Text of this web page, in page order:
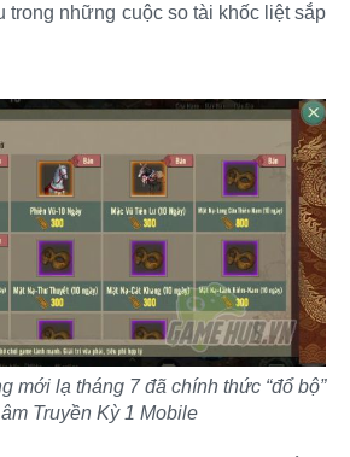
trong những cuộc so tài khốc liệt sắp
mới lạ tháng 7 đã chính thức “đổ bộ”
Truyền Kỳ 1 Mobile